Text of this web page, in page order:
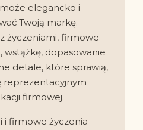
elegancko i
Twoją markę.
życzeniami, firmowe
wstążkę, dopasowanie
detale, które sprawią,
reprezentacyjnym
firmowej.
i firmowe życzenia